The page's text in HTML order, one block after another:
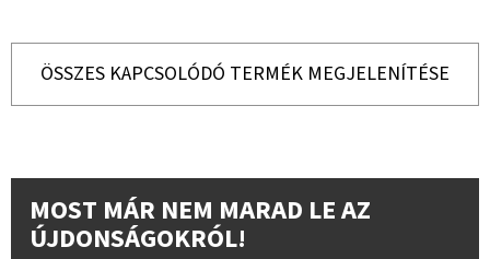
ÖSSZES KAPCSOLÓDÓ TERMÉK MEGJELENÍTÉSE
MOST MÁR NEM MARAD LE AZ
ÚJDONSÁGOKRÓL!